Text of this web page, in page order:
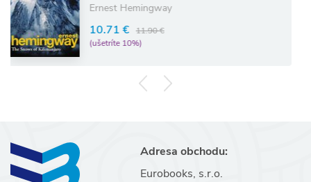
Ernest Hemingway
10.71 € 11.90 €
(ušetríte 10%)
Adresa obchodu:
Eurobooks, s.r.o.